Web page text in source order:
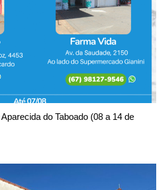
do Taboado (08 a 14 de